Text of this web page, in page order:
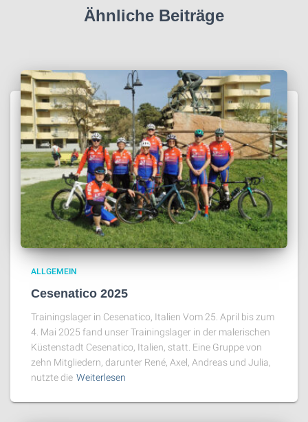
Ähnliche Beiträge
ALLGEMEIN
Cesenatico 2025
Trainingslager in Cesenatico, Italien Vom 25. April bis zum
4. Mai 2025 fand unser Trainingslager in der malerischen
Küstenstadt Cesenatico, Italien, statt. Eine Gruppe von
zehn Mitgliedern, darunter René, Axel, Andreas und Julia,
nutzte die Weiterlesen